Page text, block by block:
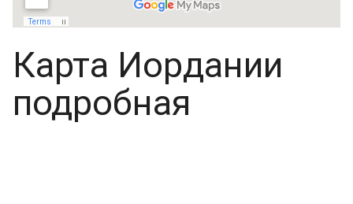
Карта Иордании
подробная